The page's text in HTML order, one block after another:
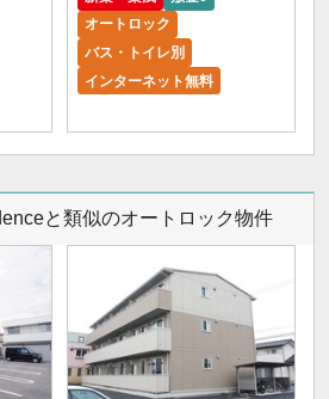
オートロック
バス・トイレ別
インターネット無料
と類似のオートロック物件